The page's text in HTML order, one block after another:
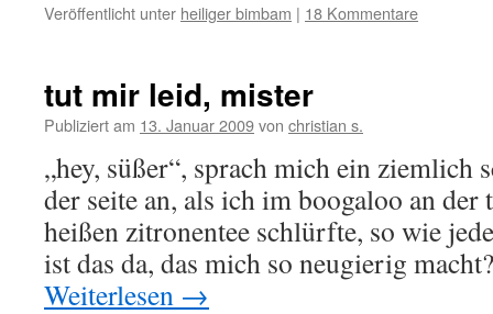
Veröffentlicht unter heiliger bimbam | 18 Kommentare
tut mir leid, mister
Publiziert am 13. Januar 2009von christian s.
„hey, süßer“, sprach mich ein ziemlich
der seite an, als ich im boogaloo an der
heißen zitronentee schlürfte, so wie
ist das da, das mich so neugierig
Weiterlesen →